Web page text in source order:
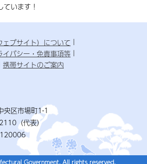
います！
ブサイト）について
イバシー・免責事項等
携帯サイトのご案内
区市場町1-1
（代表）
Government. All rights reserved.